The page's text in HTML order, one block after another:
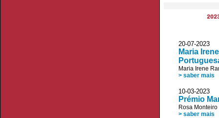
20-07-2023
Maria
Maria Irene
> saber mais
10-03-2023
Prémio
Rosa Monteiro
> saber mais